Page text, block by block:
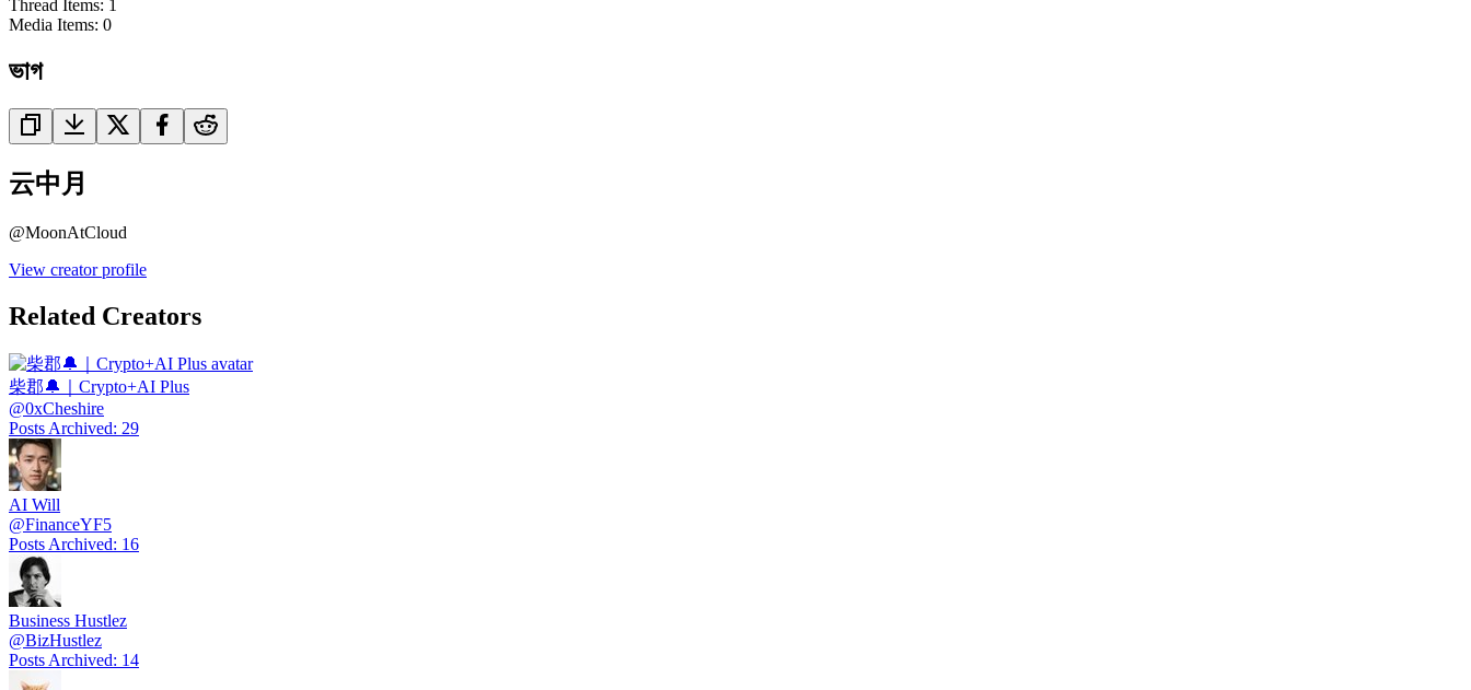
Thread Items: 1
Media Items: 0
ভাগ
云中月
@MoonAtCloud
View creator profile
Related Creators
柴郡🔔｜Crypto+AI Plus
@0xCheshire
Posts Archived: 29
AI Will
@FinanceYF5
Posts Archived: 16
Business Hustlez
@BizHustlez
Posts Archived: 14